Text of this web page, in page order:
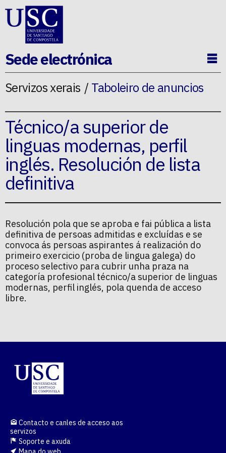
Ir ao contido da p�xina
Sede electrónica
Servizos xerais Taboleiro de anuncios
Técnico/a superior de
linguas modernas, perfil
inglés. Resolución de lista
definitiva
Resolución pola que se aproba e fai pública a lista
definitiva de persoas admitidas e excluídas e se
convoca ás persoas aspirantes á realización do
primeiro exercicio (proba de lingua galega) do
proceso selectivo para cubrir unha praza na
categoría profesional técnico/a superior de linguas
modernas, perfil inglés, pola quenda de acceso
libre.
Contacto e canles de acceso aos
servizos
Soporte e axuda